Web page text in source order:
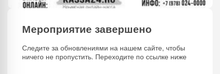
Мероприятие завершено
Следите за обновлениями на нашем сайте, чтобы
ничего не пропустить. Переходите по ссылке ниже